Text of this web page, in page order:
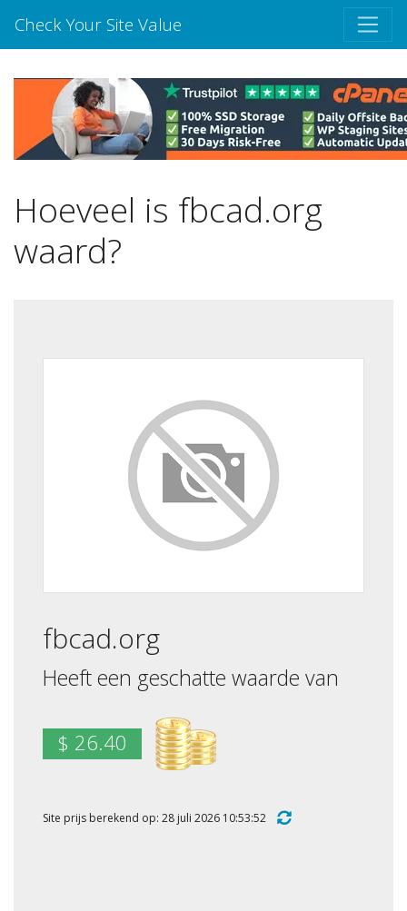
Check Your Site Value
Hoeveel is fbcad.org
waard?
fbcad.org
Heeft een geschatte waarde van
$ 26.40
Site prijs berekend op: 28 juli 2026 10:53:52